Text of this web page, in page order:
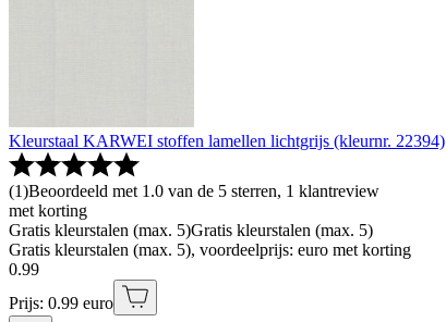
Kleurstaal KARWEI stoffen lamellen lichtgrijs (kleurnr. 22394)
(1)Beoordeeld met 1.0 van de 5 sterren, 1 klantreview
met korting
Gratis kleurstalen (max. 5)Gratis kleurstalen (max. 5)
Gratis kleurstalen (max. 5), voordeelprijs: euro met korting
0.99
Prijs: 0.99 euro